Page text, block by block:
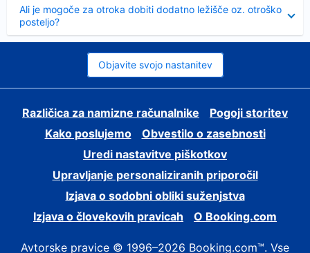
Ali je mogoče za otroka dobiti dodatno ležišče oz. otroško
posteljo?
Objavite svojo nastanitev
Različica za namizne računalnike
Pogoji storitev
Kako poslujemo
Obvestilo o zasebnosti
Uredi nastavitve piškotkov
Upravljanje personaliziranih priporočil
Izjava o sodobni obliki suženjstva
Izjava o človekovih pravicah
O Booking.com
Avtorske pravice © 1996–2026 Booking.com™. Vse